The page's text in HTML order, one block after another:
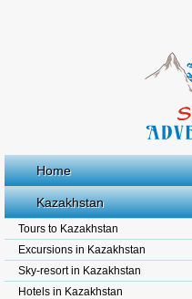
Home
Kazakhstan
Tours to Kazakhstan
Excursions in Kazakhstan
Sky-resort in Kazakhstan
Hotels in Kazakhstan